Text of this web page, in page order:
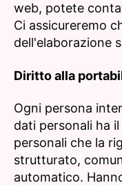
web, potete
Ci assicureremo
dell'elaborazione
Diritto alla
Ogni persona
dati personali ha
personali che la
strutturato,
automatico.